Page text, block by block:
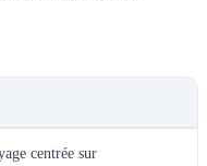
centrée sur